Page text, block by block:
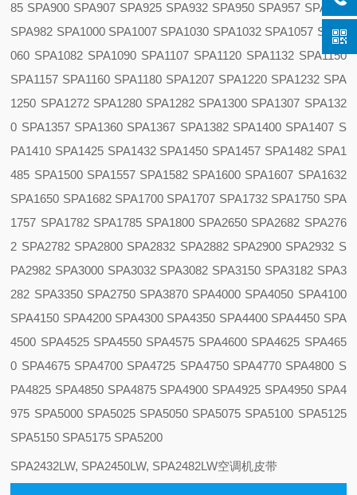
85 SPA900 SPA907 SPA925 SPA932 SPA950 SPA957 SPA975
SPA982 SPA1000 SPA1007 SPA1030 SPA1032 SPA1057 SPA1
060 SPA1082 SPA1090 SPA1107 SPA1120 SPA1132 SPA1150
SPA1157 SPA1160 SPA1180 SPA1207 SPA1220 SPA1232 SPA
1250 SPA1272 SPA1280 SPA1282 SPA1300 SPA1307 SPA132
0 SPA1357 SPA1360 SPA1367 SPA1382 SPA1400 SPA1407 S
PA1410 SPA1425 SPA1432 SPA1450 SPA1457 SPA1482 SPA1
485 SPA1500 SPA1557 SPA1582 SPA1600 SPA1607 SPA1632
SPA1650 SPA1682 SPA1700 SPA1707 SPA1732 SPA1750 SPA
1757 SPA1782 SPA1785 SPA1800 SPA2650 SPA2682 SPA276
2 SPA2782 SPA2800 SPA2832 SPA2882 SPA2900 SPA2932 S
PA2982 SPA3000 SPA3032 SPA3082 SPA3150 SPA3182 SPA3
282 SPA3350 SPA2750 SPA3870 SPA4000 SPA4050 SPA4100
SPA4150 SPA4200 SPA4300 SPA4350 SPA4400 SPA4450 SPA
4500 SPA4525 SPA4550 SPA4575 SPA4600 SPA4625 SPA465
0 SPA4675 SPA4700 SPA4725 SPA4750 SPA4770 SPA4800 S
PA4825 SPA4850 SPA4875 SPA4900 SPA4925 SPA4950 SPA4
975 SPA5000 SPA5025 SPA5050 SPA5075 SPA5100 SPA5125
SPA5150 SPA5175 SPA5200
SPA2432LW, SPA2450LW, SPA2482LW空调机皮带